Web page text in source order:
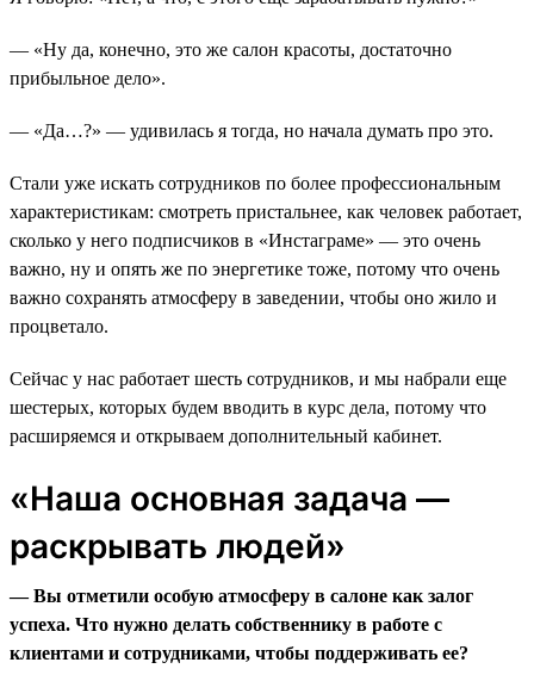
— «Ну да, конечно, это же салон красоты, достаточно
прибыльное дело».
— «Да…?» — удивилась я тогда, но начала думать про это.
Стали уже искать сотрудников по более профессиональным
характеристикам: смотреть пристальнее, как человек работает,
сколько у него подписчиков в «Инстаграме» — это очень
важно, ну и опять же по энергетике тоже, потому что очень
важно сохранять атмосферу в заведении, чтобы оно жило и
процветало.
Сейчас у нас работает шесть сотрудников, и мы набрали еще
шестерых, которых будем вводить в курс дела, потому что
расширяемся и открываем дополнительный кабинет.
«Наша основная задача —
раскрывать людей»
— Вы отметили особую атмосферу в салоне как залог
успеха. Что нужно делать собственнику в работе с
клиентами и сотрудниками, чтобы поддерживать ее?